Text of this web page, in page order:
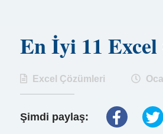
En İyi 11
Excel Çözümleri
Şimdi paylaş: